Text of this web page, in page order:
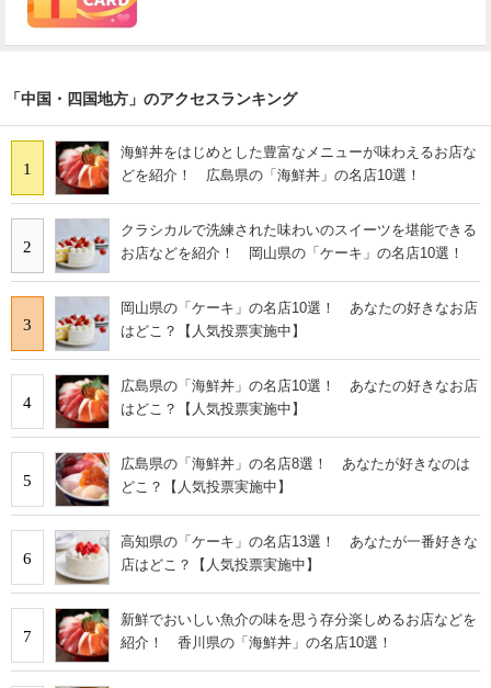
「中国・四国地方」のアクセスランキング
1
海鮮丼をはじめとした豊富なメニューが味わえるお店な
どを紹介！ 広島県の「海鮮丼」の名店10選！
2
クラシカルで洗練された味わいのスイーツを堪能できる
お店などを紹介！ 岡山県の「ケーキ」の名店10選！
3
岡山県の「ケーキ」の名店10選！ あなたの好きなお店
はどこ？【人気投票実施中】
4
広島県の「海鮮丼」の名店10選！ あなたの好きなお店
はどこ？【人気投票実施中】
5
広島県の「海鮮丼」の名店8選！ あなたが好きなのは
どこ？【人気投票実施中】
6
高知県の「ケーキ」の名店13選！ あなたが一番好きな
店はどこ？【人気投票実施中】
7
新鮮でおいしい魚介の味を思う存分楽しめるお店などを
紹介！ 香川県の「海鮮丼」の名店10選！